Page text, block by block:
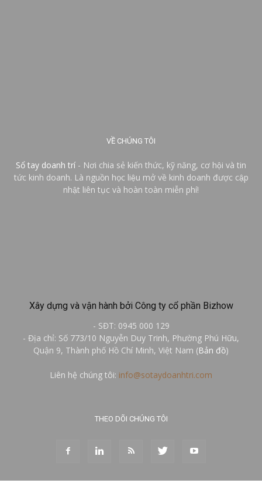
VỀ CHÚNG TÔI
Sổ tay doanh trí - Nơi chia sẻ kiến thức, kỹ năng, cơ hội và tin
tức kinh doanh. Là nguồn học liệu mở về kinh doanh được cập
nhật liên tục và hoàn toàn miễn phí!
Xây dựng và vận hành bởi Công ty cổ phần Bizhow
- SĐT: 0945 000 129
- Địa chỉ: Số 773/10 Nguyễn Duy Trinh, Phường Phú Hữu,
Quận 9, Thành phố Hồ Chí Minh, Việt Nam (Bản đồ)
Liên hệ chúng tôi: info@sotaydoanhtri.com
THEO DÕI CHÚNG TÔI